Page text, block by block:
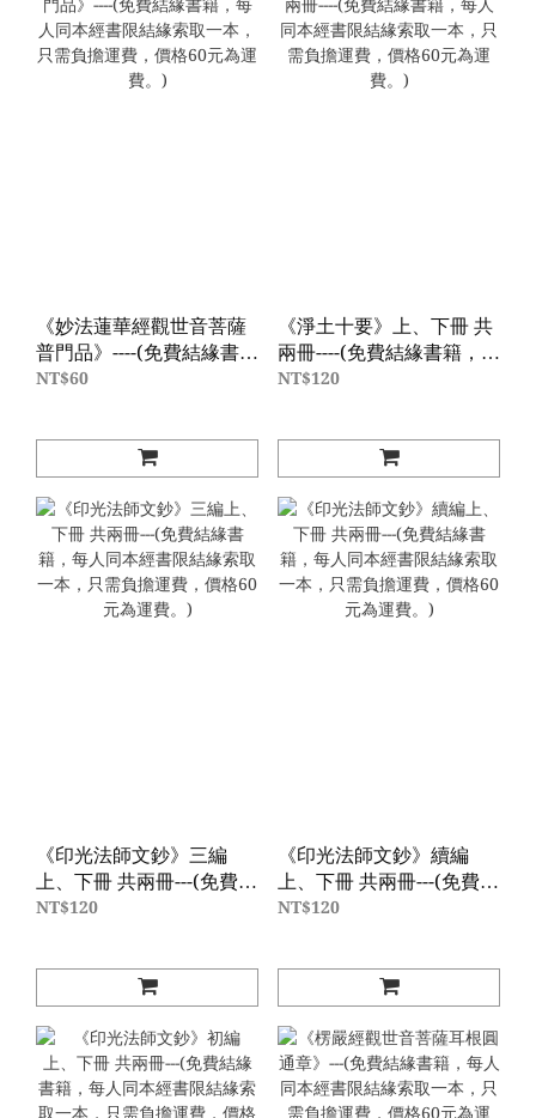
《妙法蓮華經觀世音菩薩
普門品》----(免費結緣書
籍，每人同本經書限結緣
NT$60
《淨土十要》上、下冊 共
兩冊----(免費結緣書籍，每
人同本經書限結緣索取一
NT$120
《印光法師文鈔》三編
上、下冊 共兩冊---(免費結
緣書籍，每人同本經書限
NT$120
《印光法師文鈔》續編
上、下冊 共兩冊---(免費結
緣書籍，每人同本經書限
NT$120